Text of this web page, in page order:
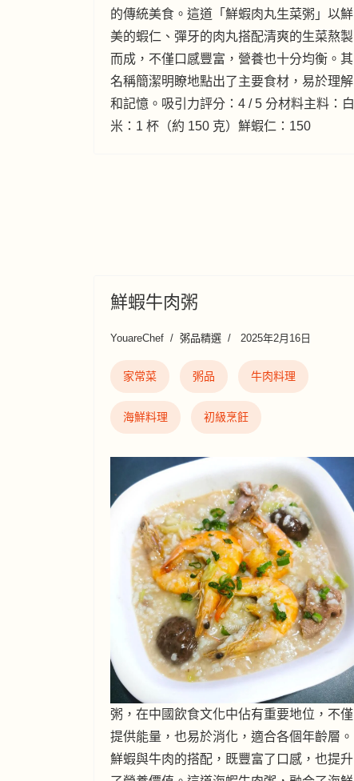
的傳統美食。這道「鮮蝦肉丸生菜粥」以鮮
美的蝦仁、彈牙的肉丸搭配清爽的生菜熬製
而成，不僅口感豐富，營養也十分均衡。其
名稱簡潔明瞭地點出了主要食材，易於理解
和記憶。吸引力評分：4 / 5 分材料主料：白
米：1 杯（約 150 克）鮮蝦仁：150
鮮蝦牛肉粥
YouareChef 粥品精選 2025年2月16日
家常菜 粥品 牛肉料理
海鮮料理 初級烹飪
粥，在中國飲食文化中佔有重要地位，不僅
提供能量，也易於消化，適合各個年齡層。
鮮蝦與牛肉的搭配，既豐富了口感，也提升